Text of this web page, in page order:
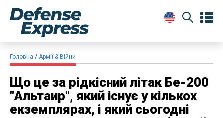
Головна Армії & Війни
Що це за рідкісний літак Бе-200
"Альтаир", який існує у кількох
екземплярах, і який сьогодні